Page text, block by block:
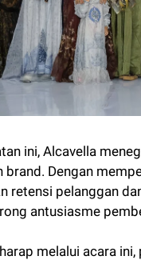
ini, Alcavella
brand. Dengan
retensi pelanggan
antusiasme
melalui acara